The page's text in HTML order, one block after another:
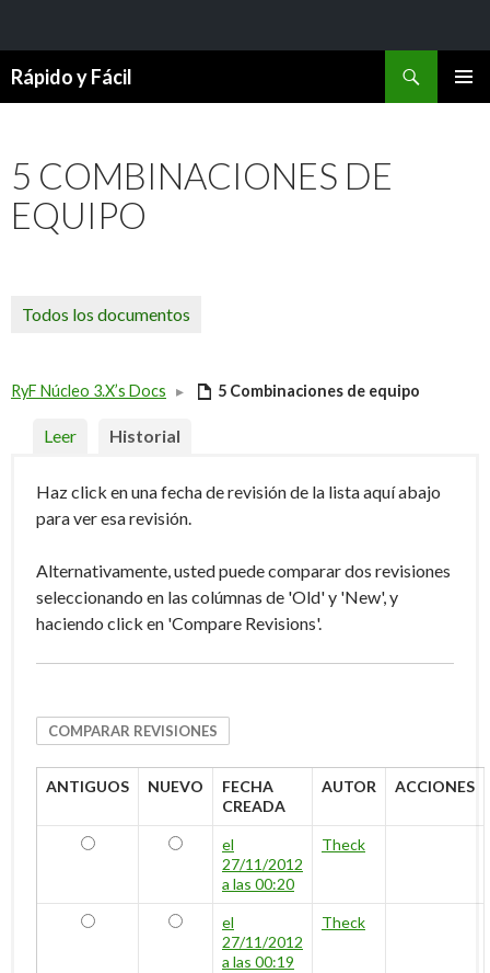
Rápido y Fácil
5 COMBINACIONES DE
EQUIPO
Todos los documentos
RyF Núcleo 3.X’s Docs ▸ 5 Combinaciones de equipo
Leer Historial
Haz click en una fecha de revisión de la lista aquí abajo
para ver esa revisión.
Alternativamente, usted puede comparar dos revisiones
seleccionando en las colúmnas de 'Old' y 'New', y
haciendo click en 'Compare Revisions'.
ANTIGUOS NUEVO
FECHA
CREADA
AUTOR ACCIONES
ANTIGUOS NUEVO
el
27/11/2012
a las 00:20
Theck
ANTIGUOS NUEVO
el
27/11/2012
a las 00:19
Theck